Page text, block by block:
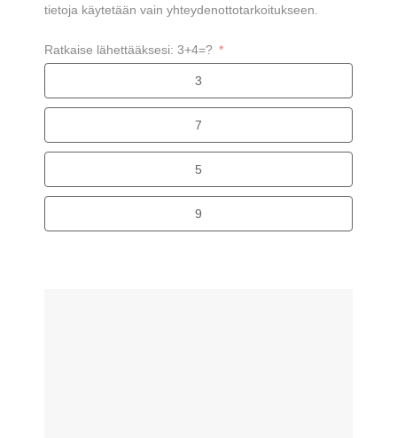
tietoja käytetään vain yhteydenottotarkoitukseen.
Ratkaise lähettääksesi: 3+4=?
3
7
5
9